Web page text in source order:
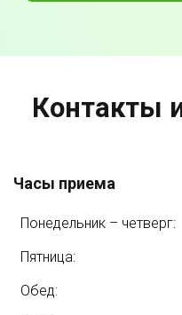
Контакты
Часы приема
Понедельник – четверг:
Пятница:
Обед: